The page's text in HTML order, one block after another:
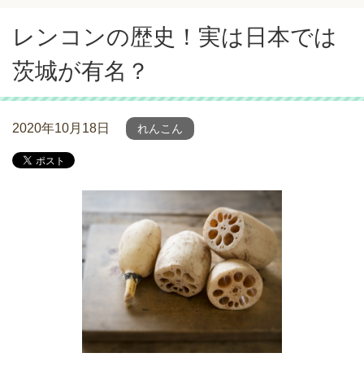
レンコンの歴史！実は日本では
茨城が有名？
2020年10月18日 れんこん